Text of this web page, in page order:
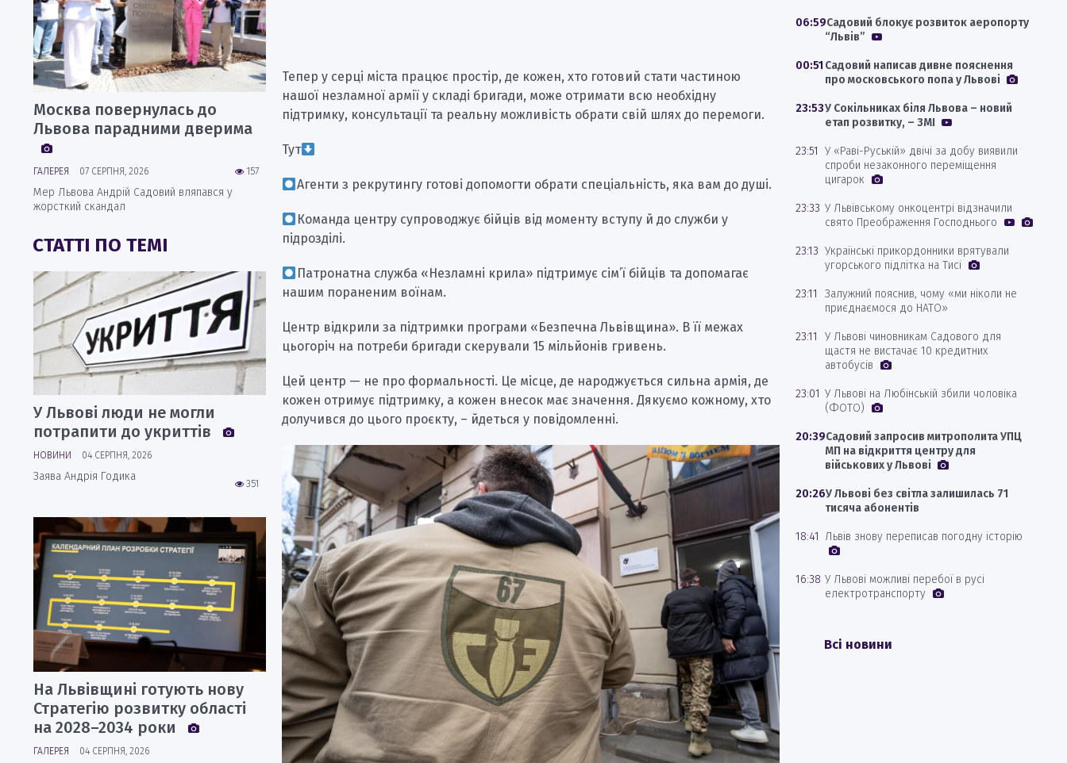
Тепер у серці міста працює простір, де кожен, хто готовий стати частиною
нашої незламної армії у складі бригади, може отримати всю необхідну
підтримку, консультації та реальну можливість обрати свій шлях до перемоги.
Тут
Агенти з рекрутингу готові допомогти обрати спеціальність, яка вам до душі.
Команда центру супроводжує бійців від моменту вступу й до служби у
підрозділі.
Патронатна служба «Незламні крила» підтримує сім’ї бійців та допомагає
нашим пораненим воїнам.
Центр відкрили за підтримки програми «Безпечна Львівщина». В її межах
цьогоріч на потреби бригади скерували 15 мільйонів гривень.
Цей центр — не про формальності. Це місце, де народжується сильна армія, де
кожен отримує підтримку, а кожен внесок має значення. Дякуємо кожному, хто
долучився до цього проєкту, – йдеться у повідомленні.
Москва повернулась до
Львова парадними дверима
157
ГАЛЕРЕЯ 07 СЕРПНЯ, 2026
Мер Львова Андрій Садовий вляпався у
жорсткий скандал
СТАТТІ ПО ТЕМІ
У Львові люди не могли
потрапити до укриттів
НОВИНИ 04 СЕРПНЯ, 2026
351
Заява Андрія Годика
На Львівщині готують нову
Стратегію розвитку області
на 2028–2034 роки
ГАЛЕРЕЯ 04 СЕРПНЯ, 2026
06:59Садовий блокує розвиток аеропорту
“Львів”
00:51 Садовий написав дивне пояснення
про московського попа у Львові
23:53У Сокільниках біля Львова – новий
етап розвитку, – ЗМІ
23:51 У «Раві-Руській» двічі за добу виявили
спроби незаконного переміщення
цигарок
23:33 У Львівському онкоцентрі відзначили
свято Преображення Господнього
23:13 Українські прикордонники врятували
угорського підлітка на Тисі
23:11
Залужний пояснив, чому «ми ніколи не
приєднаємося до НАТО»
23:11
У Львові чиновникам Садового для
щастя не вистачає 10 кредитних
автобусів
23:01 У Львові на Любінській збили чоловіка
(ФОТО)
20:39Садовий запросив митрополита УПЦ
МП на відкриття центру для
військових у Львові
20:26У Львові без світла залишилась 71
тисяча абонентів
18:41 Львів знову переписав погодну історію
16:38 У Львові можливі перебої в русі
електротранспорту
Всі новини